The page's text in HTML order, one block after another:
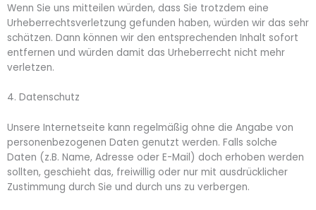
Wenn Sie uns mitteilen würden, dass Sie trotzdem eine
Urheberrechtsverletzung gefunden haben, würden wir das sehr
schätzen. Dann können wir den entsprechenden Inhalt sofort
entfernen und würden damit das Urheberrecht nicht mehr
verletzen.
4. Datenschutz
Unsere Internetseite kann regelmäßig ohne die Angabe von
personenbezogenen Daten genutzt werden. Falls solche
Daten (z.B. Name, Adresse oder E-Mail) doch erhoben werden
sollten, geschieht das, freiwillig oder nur mit ausdrücklicher
Zustimmung durch Sie und durch uns zu verbergen.